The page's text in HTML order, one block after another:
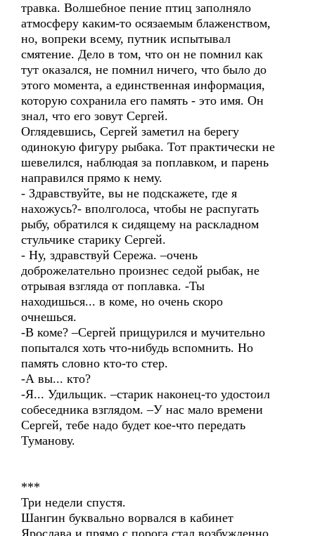
травка. Волшебное пение птиц заполняло
атмосферу каким-то осязаемым блаженством,
но, вопреки всему, путник испытывал
смятение. Дело в том, что он не помнил как
тут оказался, не помнил ничего, что было до
этого момента, а единственная информация,
которую сохранила его память - это имя. Он
знал, что его зовут Сергей.
Оглядевшись, Сергей заметил на берегу
одинокую фигуру рыбака. Тот практически не
шевелился, наблюдая за поплавком, и парень
направился прямо к нему.
- Здравствуйте, вы не подскажете, где я
нахожусь?- вполголоса, чтобы не распугать
рыбу, обратился к сидящему на раскладном
стульчике старику Сергей.
- Ну, здравствуй Сережа. –очень
доброжелательно произнес седой рыбак, не
отрывая взгляда от поплавка. -Ты
находишься... в коме, но очень скоро
очнешься.
-В коме? –Сергей прищурился и мучительно
попытался хоть что-нибудь вспомнить. Но
память словно кто-то стер.
-А вы... кто?
-Я... Удильщик. –старик наконец-то удостоил
собеседника взглядом. –У нас мало времени
Сергей, тебе надо будет кое-что передать
Туманову.
***
Три недели спустя.
Шангин буквально ворвался в кабинет
Ярослава и прямо с порога стал возбужденно